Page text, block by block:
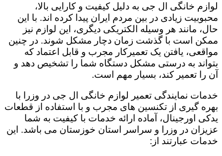
لوازم خانگی ال جی به دلیل کیفیت و کارایی بالا،
محبوبیت زیادی در بین مردم ایران پیدا کرده اند. با این
حال، مانند هر وسیله الکتریکی دیگری، این لوازم نیز
ممکن است با گذشت زمان دچار مشکل شوند. در چنین
مواقعی، یافتن یک تعمیرکار مجرب و قابل اعتماد که
بتواند به درستی مشکل دستگاه شما را تشخیص دهد و
آن را تعمیر کند، بسیار مهم است.
خدمات نمایندگی تعمیر لوازم خانگی ال جی در وزرا با
بهره گیری از تکنسین های مجرب و با استفاده از قطعات
یدکی اورجینال، آماده ارائه خدمات با کیفیت به شما
عزیزان در وزرا و سراسر استان خوزستان می باشد. این
خدمات عبارتند از: